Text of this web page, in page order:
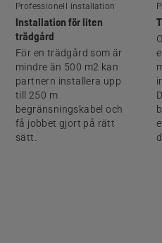
Professionell installation
Installation för liten
trädgård
För en trädgård som är
mindre än 500 m2 kan
partnern installera upp
till 250 m
begränsningskabel och
få jobbet gjort på rätt
sätt.